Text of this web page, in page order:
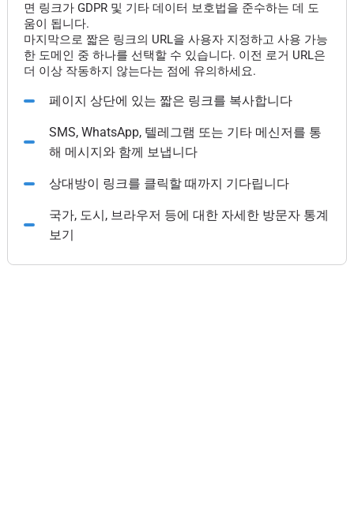
면 링크가 GDPR 및 기타 데이터 보호법을 준수하는 데 도
움이 됩니다.
마지막으로 짧은 링크의 URL을 사용자 지정하고 사용 가능
한 도메인 중 하나를 선택할 수 있습니다. 이전 로거 URL은
더 이상 작동하지 않는다는 점에 유의하세요.
페이지 상단에 있는 짧은 링크를 복사합니다
SMS, WhatsApp, 텔레그램 또는 기타 메신저를 통
해 메시지와 함께 보냅니다
상대방이 링크를 클릭할 때까지 기다립니다
국가, 도시, 브라우저 등에 대한 자세한 방문자 통계
보기